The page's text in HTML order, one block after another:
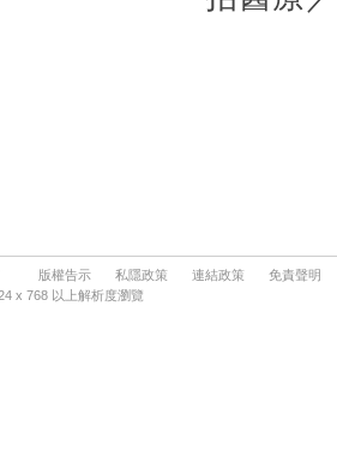
版權告示 私隱政策 連結政策
免責聲明
x 768 以上解析度瀏覽